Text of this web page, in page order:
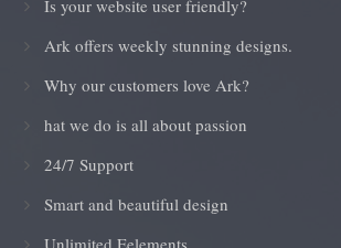
Is your website user friendly?
Ark offers weekly stunning designs.
Why our customers love Ark?
hat we do is all about passion
24/7 Support
Smart and beautiful design